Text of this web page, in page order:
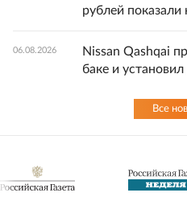
рублей
06.08.2026
Nissan Qashqai
баке и
Все